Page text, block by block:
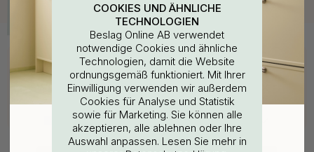
Kaufen Sie zusammen mit
COOKIES UND ÄHNLICHE
TECHNOLOGIEN
Beslag Online AB verwendet
notwendige Cookies und ähnliche
Technologien, damit die Website
ordnungsgemäß funktioniert. Mit Ihrer
Einwilligung verwenden wir außerdem
Cookies für Analyse und Statistik
sowie für Marketing. Sie können alle
akzeptieren, alle ablehnen oder Ihre
Auswahl anpassen. Lesen Sie mehr in
WOULD YOU RATHER VISIT?
EU
25% Rabatt auf deinen
günstigsten Artikel